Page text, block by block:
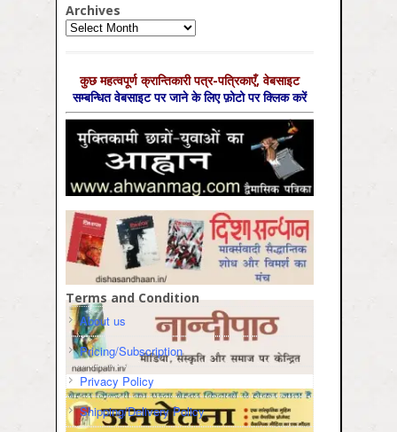
Archives
Archives
कुछ महत्‍वपूर्ण क्रान्तिकारी पत्र-पत्रिकाएँ, वेबसाइट
सम्‍बन्धित वेबसाइट पर जाने के लिए फ़ोटो पर क्लिक करें
Terms and Condition
About us
Pricing/Subscription
Privacy Policy
Shipping/Delivery Policy